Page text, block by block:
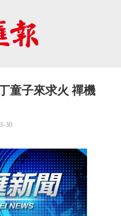
童子來求火 禪機
30